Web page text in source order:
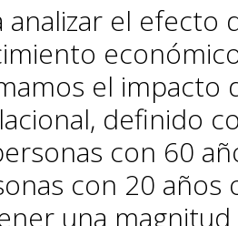
analizar el
el impacto
definido
con 60
con 20 años
una